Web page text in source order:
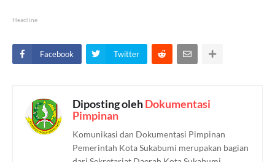
Headline
Facebook Twitter
Diposting olehDokumentasi
Pimpinan
Komunikasi dan Dokumentasi Pimpinan
Pemerintah Kota Sukabumi merupakan bagian